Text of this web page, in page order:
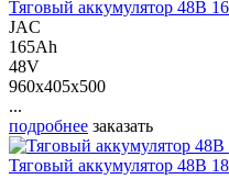
Тяговый аккумулятор 48В
JAC
165Ah
48V
960x405x500
...
подробнее заказать
Тяговый аккумулятор 48В